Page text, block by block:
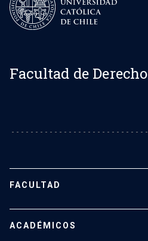
Facultad de Derecho
FACULTAD
ACADÉMICOS